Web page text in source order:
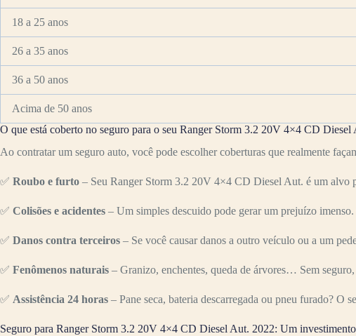
18 a 25 anos
26 a 35 anos
36 a 50 anos
Acima de 50 anos
O que está coberto no seguro para o seu Ranger Storm 3.2 20V 4×4 CD Diesel
Ao contratar um seguro auto, você pode escolher coberturas que realmente
✅ Roubo e furto – Seu Ranger Storm 3.2 20V 4×4 CD Diesel Aut. é um alvo
✅ Colisões e acidentes – Um simples descuido pode gerar um prejuízo
✅ Danos contra terceiros – Se você causar danos a outro veículo ou a um
✅ Fenômenos naturais – Granizo, enchentes, queda de árvores… Sem
✅ Assistência 24 horas – Pane seca, bateria descarregada ou pneu furado? O
Seguro para Ranger Storm 3.2 20V 4×4 CD Diesel Aut. 2022: Um